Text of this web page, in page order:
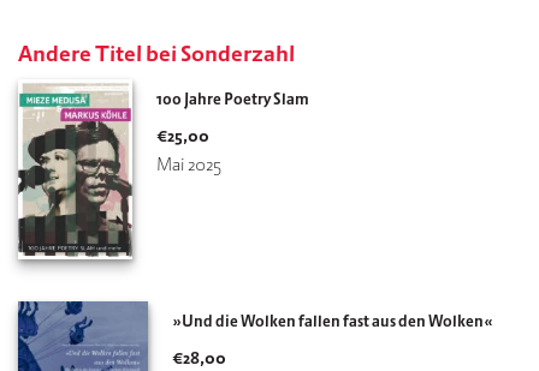
Andere Titel bei Sonderzahl
100 Jahre Poetry Slam
€25,00
Mai 2025
»Und die Wolken fallen fast aus den Wolken«
€28,00